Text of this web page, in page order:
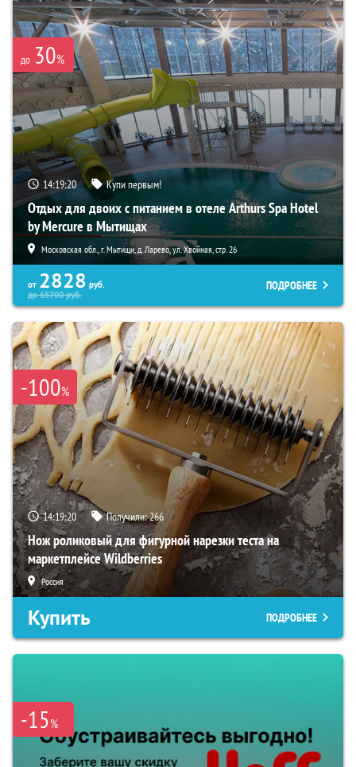
до 30%
14:19:18 Купи первым!
Отдых для двоих с питанием в отеле Arthurs Spa Hotel
by Mercure в Мытищах
Московская обл., г. Мытищи, д. Ларево, ул. Хвойная, стр. 26
от 2828 руб.
до65700руб.
ПОДРОБНЕЕ
-100%
14:19:18 Получили:266
Нож роликовый для фигурной нарезки теста на
маркетплейсе Wildberries
Россия
Купить ПОДРОБНЕЕ
-15%